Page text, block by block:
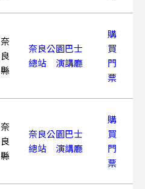
奈
良
縣
奈良公園巴士
總站 演講廳
購
買
門
票
奈
良
縣
奈良公園巴士
總站 演講廳
購
買
門
票